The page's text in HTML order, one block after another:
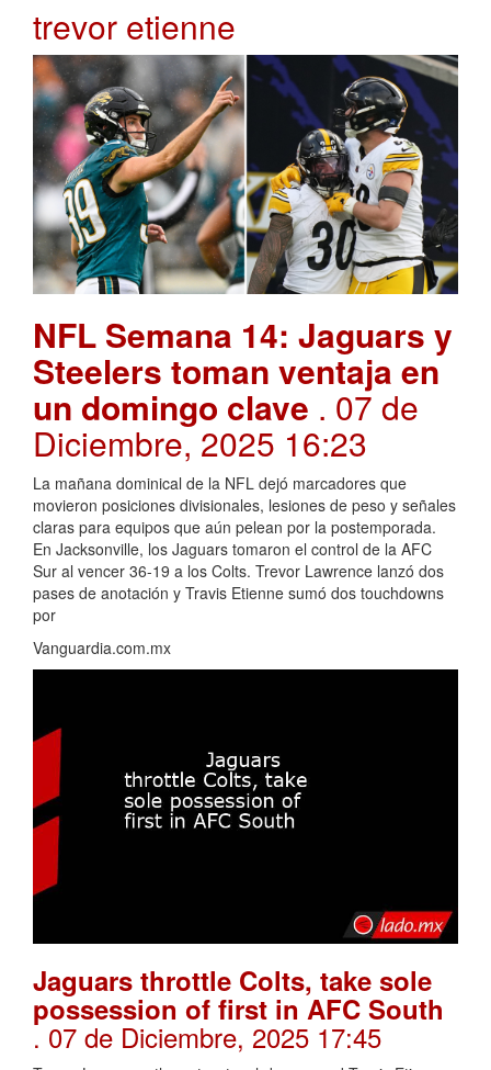
trevor etienne
NFL Semana 14: Jaguars y
Steelers toman ventaja en
un domingo clave . 07 de
Diciembre, 2025 16:23
La mañana dominical de la NFL dejó marcadores que
movieron posiciones divisionales, lesiones de peso y señales
claras para equipos que aún pelean por la postemporada.
En Jacksonville, los Jaguars tomaron el control de la AFC
Sur al vencer 36-19 a los Colts. Trevor Lawrence lanzó dos
pases de anotación y Travis Etienne sumó dos touchdowns
por
Vanguardia.com.mx
Jaguars throttle Colts, take sole
possession of first in AFC South
. 07 de Diciembre, 2025 17:45